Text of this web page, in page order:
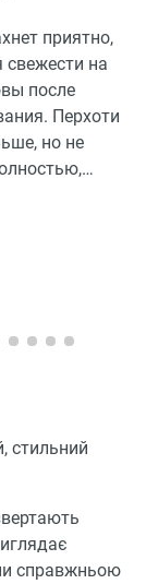
приятно,
на
после
Перхоти
но не
стильний
справжньою